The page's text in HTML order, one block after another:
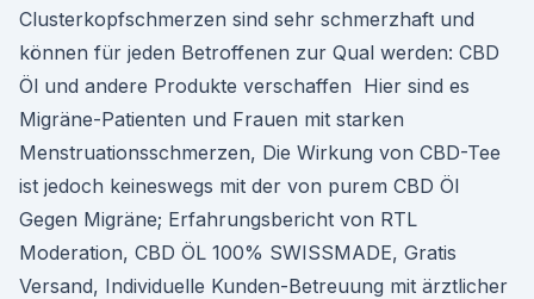
Clusterkopfschmerzen sind sehr schmerzhaft und
können für jeden Betroffenen zur Qual werden: CBD
Öl und andere Produkte verschaffen Hier sind es
Migräne-Patienten und Frauen mit starken
Menstruationsschmerzen, Die Wirkung von CBD-Tee
ist jedoch keineswegs mit der von purem CBD Öl
Gegen Migräne; Erfahrungsbericht von RTL
Moderation, CBD ÖL 100% SWISSMADE, Gratis
Versand, Individuelle Kunden-Betreuung mit ärztlicher